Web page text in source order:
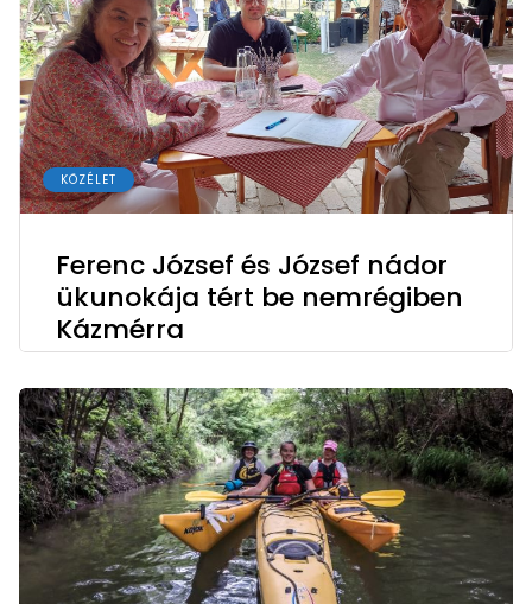
KÖZÉLET
Ferenc József és József nádor
ükunokája tért be nemrégiben
Kázmérra